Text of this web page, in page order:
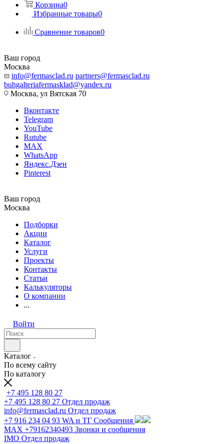
Корзина0
Избранные товары0
Сравнение товаров0
Ваш город
Москва
info@fermasclad.ru partners@fermasclad.ru
buhgalteriafermasklad@yandex.ru
Москва, ул Вятская 70
Вконтакте
Telegram
YouTube
Rutube
MAX
WhatsApp
Яндекс.Дзен
Pinterest
Ваш город
Москва
Подборки
Акции
Каталог
Услуги
Проекты
Контакты
Статьи
Калькуляторы
О компании
...
Войти
Каталог
По всему сайту
По каталогу
+7 495 128 80 27
+7 495 128 80 27 Отдел продаж
info@fermasclad.ru Отдел продаж
+7 916 234 04 93 WA и ТГ Сообщения
MAX +79162340493 Звонки и сообщения
IMO Отдел продаж